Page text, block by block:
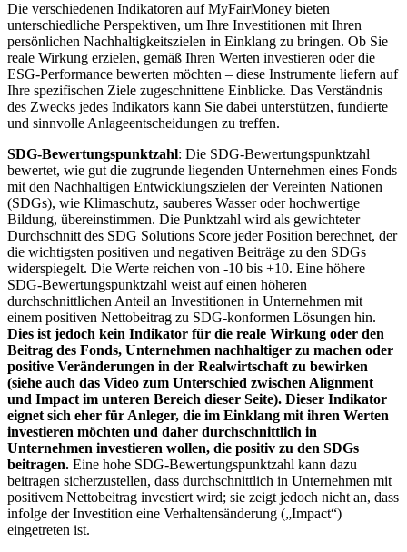
Die verschiedenen Indikatoren auf MyFairMoney bieten
unterschiedliche Perspektiven, um Ihre Investitionen mit Ihren
persönlichen Nachhaltigkeitszielen in Einklang zu bringen. Ob Sie
reale Wirkung erzielen, gemäß Ihren Werten investieren oder die
ESG-Performance bewerten möchten – diese Instrumente liefern auf
Ihre spezifischen Ziele zugeschnittene Einblicke. Das Verständnis
des Zwecks jedes Indikators kann Sie dabei unterstützen, fundierte
und sinnvolle Anlageentscheidungen zu treffen.
SDG-Bewertungspunktzahl: Die SDG-Bewertungspunktzahl
bewertet, wie gut die zugrunde liegenden Unternehmen eines Fonds
mit den Nachhaltigen Entwicklungszielen der Vereinten Nationen
(SDGs), wie Klimaschutz, sauberes Wasser oder hochwertige
Bildung, übereinstimmen. Die Punktzahl wird als gewichteter
Durchschnitt des SDG Solutions Score jeder Position berechnet, der
die wichtigsten positiven und negativen Beiträge zu den SDGs
widerspiegelt. Die Werte reichen von -10 bis +10. Eine höhere
SDG-Bewertungspunktzahl weist auf einen höheren
durchschnittlichen Anteil an Investitionen in Unternehmen mit
einem positiven Nettobeitrag zu SDG-konformen Lösungen hin.
Dies ist jedoch kein Indikator für die reale Wirkung oder den
Beitrag des Fonds, Unternehmen nachhaltiger zu machen oder
positive Veränderungen in der Realwirtschaft zu bewirken
(siehe auch das Video zum Unterschied zwischen Alignment
und Impact im unteren Bereich dieser Seite). Dieser Indikator
eignet sich eher für Anleger, die im Einklang mit ihren Werten
investieren möchten und daher durchschnittlich in
Unternehmen investieren wollen, die positiv zu den SDGs
beitragen. Eine hohe SDG-Bewertungspunktzahl kann dazu
beitragen sicherzustellen, dass durchschnittlich in Unternehmen mit
positivem Nettobeitrag investiert wird; sie zeigt jedoch nicht an, dass
infolge der Investition eine Verhaltensänderung („Impact“)
eingetreten ist.